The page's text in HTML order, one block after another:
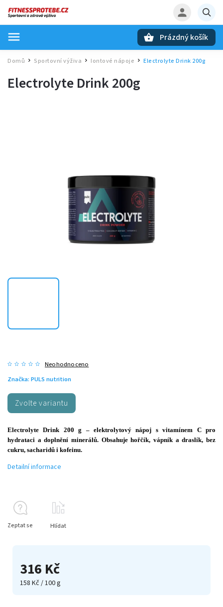
Prázdný košík
Domů / Sportovní výživa / Iontové nápoje / Electrolyte Drink 200g
Electrolyte Drink 200g
Neohodnoceno
Značka: PULS nutrition
316 Kč
158 Kč / 100 g
Zvolte variantu
Electrolyte Drink 200 g – elektrolytový nápoj s vitamínem C pro
hydrataci a doplnění minerálů. Obsahuje hořčík, vápník a draslík, bez
cukru, sacharidů i kofeinu.
Detailní informace
Zeptat se Hlídat